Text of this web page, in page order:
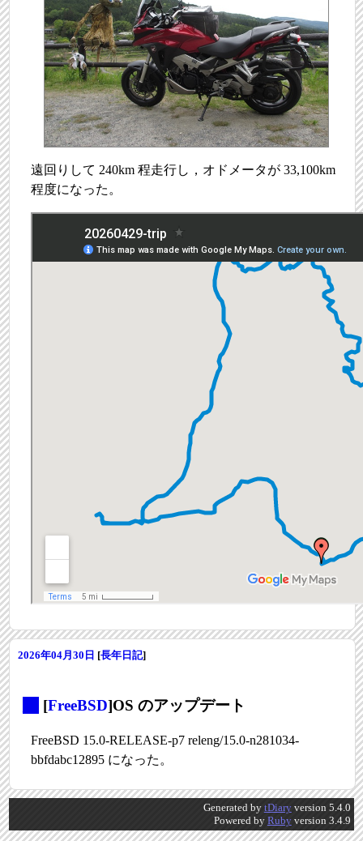
遠回りして 240km 程走行し，オドメータが 33,100km
程度になった。
2026年04月30日 [長年日記]
[FreeBSD]OS のアップデート
FreeBSD 15.0-RELEASE-p7 releng/15.0-n281034-
bbfdabc12895 になった。
Generated by tDiaryversion 5.4.0
Powered by Rubyversion 3.4.9